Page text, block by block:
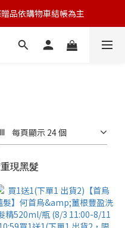
送9折券 💰
品依購物車結帳為主
送9折券 💰
每頁顯示 24 個
現黑髮